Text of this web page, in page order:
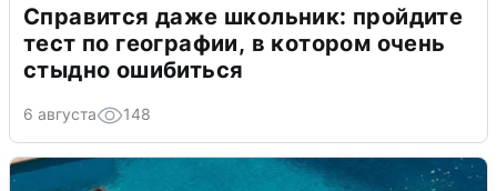
Справится даже школьник: пройдите
тест по географии, в котором очень
стыдно ошибиться
6 августа 148